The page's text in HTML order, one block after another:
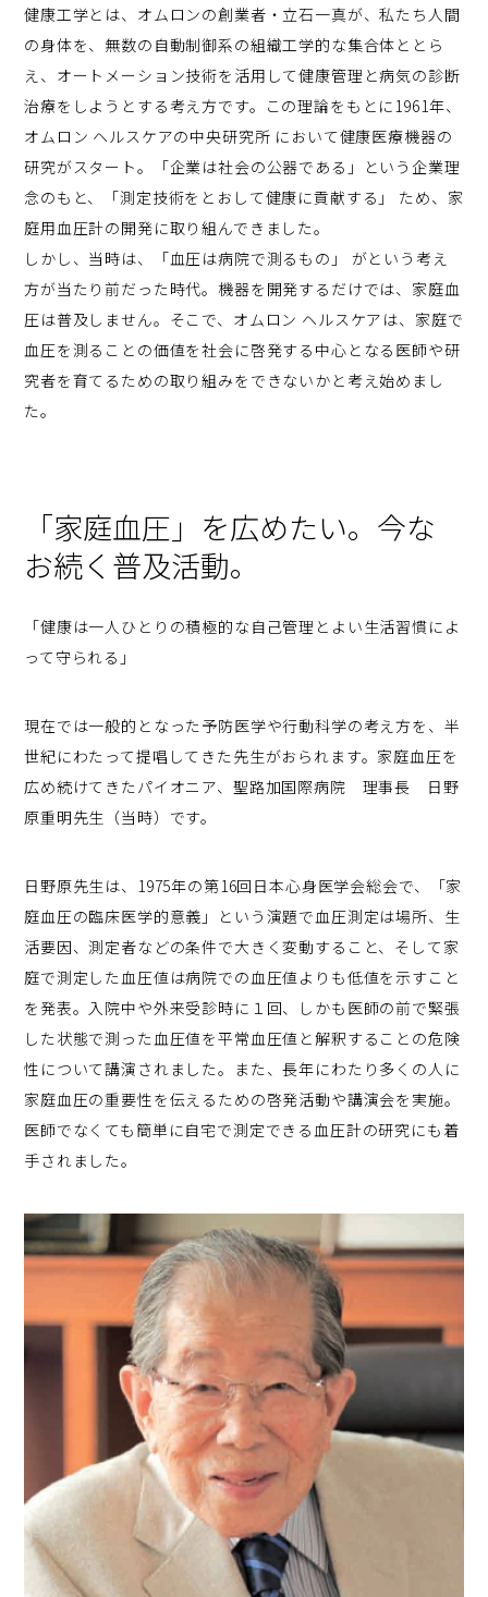
健康工学とは、オムロンの創業者・立石一真が、私たち人間
の身体を、無数の自動制御系の組織工学的な集合体ととら
え、オートメーション技術を活用して健康管理と病気の診断
治療をしようとする考え方です。この理論をもとに1961年、
オムロン ヘルスケアの中央研究所 において健康医療機器の
研究がスタート。「企業は社会の公器である」という企業理
念のもと、「測定技術をとおして健康に貢献する」 ため、家
庭用血圧計の開発に取り組んできました。
しかし、当時は、「血圧は病院で測るもの」 がという考え
方が当たり前だった時代。機器を開発するだけでは、家庭血
圧は普及しません。そこで、オムロン ヘルスケアは、家庭で
血圧を測ることの価値を社会に啓発する中心となる医師や研
究者を育てるための取り組みをできないかと考え始めまし
た。
「家庭血圧」を広めたい。今な
お続く普及活動。
「健康は一人ひとりの積極的な自己管理とよい生活習慣によ
って守られる」
現在では一般的となった予防医学や行動科学の考え方を、半
世紀にわたって提唱してきた先生がおられます。家庭血圧を
広め続けてきたパイオニア、聖路加国際病院 理事長 日野
原重明先生（当時）です。
日野原先生は、1975年の第16回日本心身医学会総会で、「家
庭血圧の臨床医学的意義」という演題で血圧測定は場所、生
活要因、測定者などの条件で大きく変動すること、そして家
庭で測定した血圧値は病院での血圧値よりも低値を示すこと
を発表。入院中や外来受診時に１回、しかも医師の前で緊張
した状態で測った血圧値を平常血圧値と解釈することの危険
性について講演されました。また、長年にわたり多くの人に
家庭血圧の重要性を伝えるための啓発活動や講演会を実施。
医師でなくても簡単に自宅で測定できる血圧計の研究にも着
手されました。